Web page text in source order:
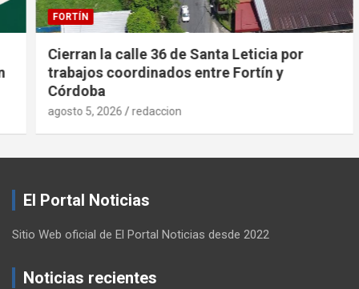
FORTÍN
Cierran la calle 36 de Santa Leticia por
trabajos coordinados entre Fortín y
Córdoba
agosto 5, 2026 redaccion
El Portal Noticias
Sitio Web oficial de El Portal Noticias desde 2022
Noticias recientes